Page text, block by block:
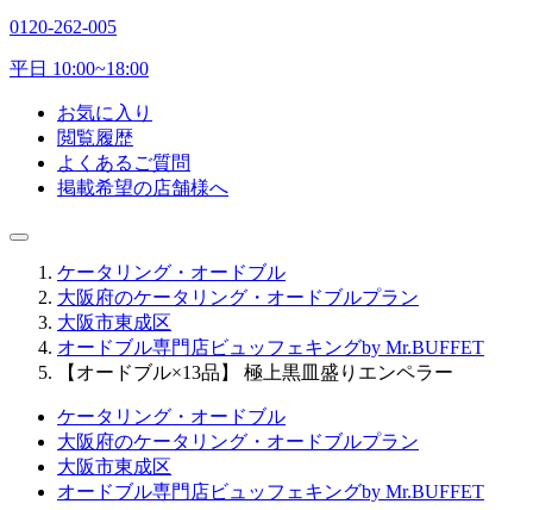
0120-262-005
平日 10:00~18:00
お気に入り
閲覧履歴
よくあるご質問
掲載希望の店舗様へ
ケータリング・オードブル
大阪府のケータリング・オードブルプラン
大阪市東成区
オードブル専門店ビュッフェキングby Mr.BUFFET
【オードブル×13品】 極上黒皿盛りエンペラー
ケータリング・オードブル
大阪府のケータリング・オードブルプラン
大阪市東成区
オードブル専門店ビュッフェキングby Mr.BUFFET